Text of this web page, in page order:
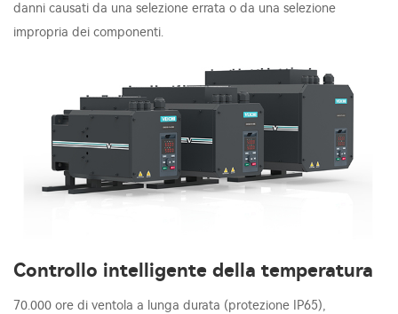
danni causati da una selezione errata o da una selezione
impropria dei componenti.
Controllo intelligente della temperatura
70.000 ore di ventola a lunga durata (protezione IP65),